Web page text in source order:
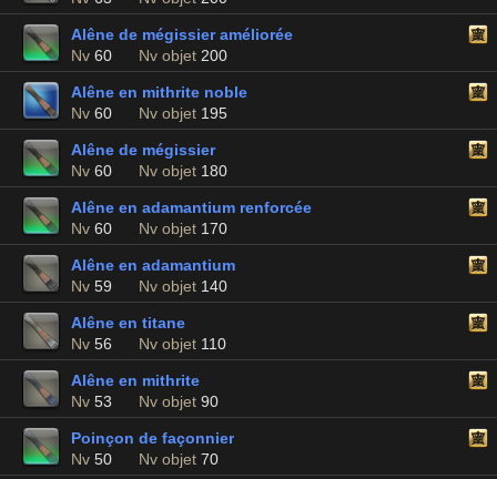
Alêne de mégissier améliorée
Nv 60 Nv objet 200
Alêne en mithrite noble
Nv 60 Nv objet 195
Alêne de mégissier
Nv 60 Nv objet 180
Alêne en adamantium renforcée
Nv 60 Nv objet 170
Alêne en adamantium
Nv 59 Nv objet 140
Alêne en titane
Nv 56 Nv objet 110
Alêne en mithrite
Nv 53 Nv objet 90
Poinçon de façonnier
Nv 50 Nv objet 70